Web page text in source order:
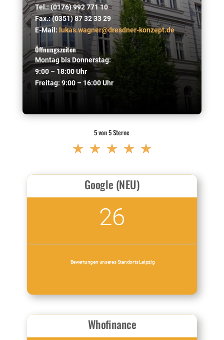
Tel.: (0176) 992 771 10
Fax.: (0351) 87 32 33 29
E-Mail: lukas.wagner@dresdner-konzept.de
Öffnungszeiten
Montag bis Donnerstag:
9:00 – 18:00 Uhr
Freitag: 9:00 – 16:00 Uhr
5 von 5 Sterne
☆ ☆ ☆ ☆ ☆
Google (NEU)
26
Bewertungen unseres Standorts Leipzig
Whofinance